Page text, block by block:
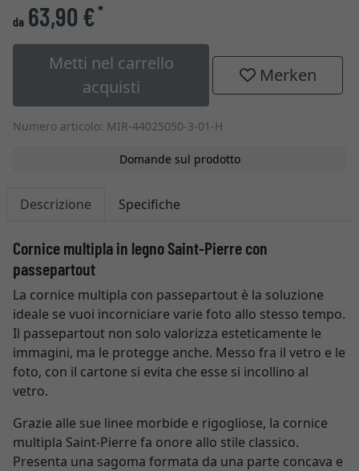
da 63,90 €*
Metti nel carrello
acquisti
Merken
Numero articolo: MIR-44025050-3-01-H
Domande sul prodotto
Descrizione Specifiche
Cornice multipla in legno Saint-Pierre con
passepartout
La cornice multipla con passepartout è la soluzione
ideale se vuoi incorniciare varie foto allo stesso tempo.
Il passepartout non solo valorizza esteticamente le
immagini, ma le protegge anche. Messo fra il vetro e le
foto, con il cartone si evita che esse si incollino al
vetro.
Grazie alle sue linee morbide e rigogliose, la cornice
multipla Saint-Pierre fa onore allo stile classico.
Presenta una sagoma formata da una parte concava e